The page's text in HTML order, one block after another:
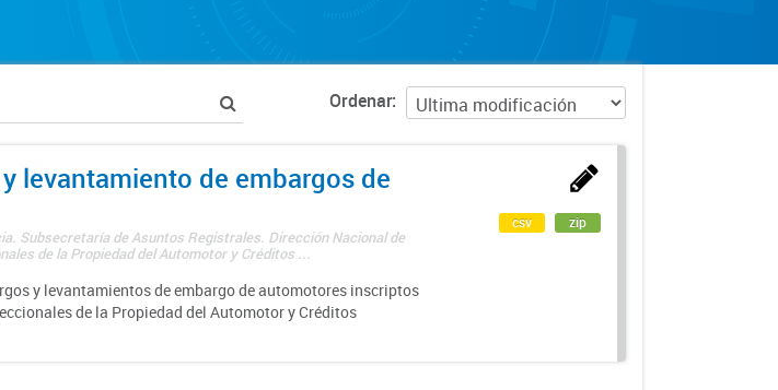
Ordenar
levantamiento de embargos de
Subsecretaría de Asuntos Registrales. Dirección Nacional de
de la Propiedad del Automotor y Créditos ...
y levantamientos de embargo de automotores inscriptos
de la Propiedad del Automotor y Créditos
csv zip